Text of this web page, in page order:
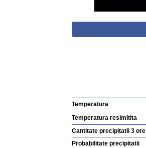
Temperatura
Temperatura resimitita
Cantitate precipitatii 3 ore
Probabilitate precipitatii